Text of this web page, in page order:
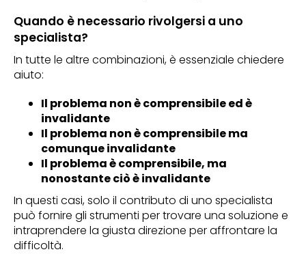
Quando è necessario rivolgersi a uno
specialista?
In tutte le altre combinazioni, è essenziale chiedere
aiuto:
Il problema non è comprensibile ed è
invalidante
Il problema non è comprensibile ma
comunque invalidante
Il problema è comprensibile, ma
nonostante ciò è invalidante
In questi casi, solo il contributo di uno specialista
può fornire gli strumenti per trovare una soluzione e
intraprendere la giusta direzione per affrontare la
difficoltà.